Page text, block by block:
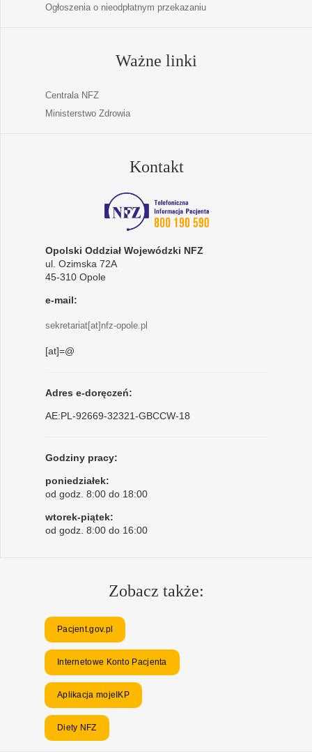
Ogłoszenia o nieodpłatnym przekazaniu
Ważne linki
Centrala NFZ
Ministerstwo Zdrowia
Kontakt
Opolski Oddział Wojewódzki NFZ
ul. Ozimska 72A
45-310 Opole
e-mail:
sekretariat[at]nfz-opole.pl
[at]=@
Adres e-doręczeń:
AE:PL-92669-32321-GBCCW-18
Godziny pracy:
poniedziałek:
od godz. 8:00 do 18:00
wtorek-piątek:
od godz. 8:00 do 16:00
Zobacz także:
Pacjent.gov.pl
Internetowe Konto Pacjenta
Aplikacja mojeIKP
Diety NFZ